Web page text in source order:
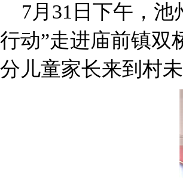
7月31日下午，
行动”走进庙前镇双
分儿童家长来到村